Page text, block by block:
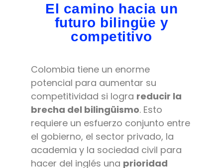
El camino hacia un
futuro bilingüe y
competitivo
Colombia tiene un enorme
potencial para aumentar su
competitividad si logra reducir la
brecha del bilingüismo. Esto
requiere un esfuerzo conjunto entre
el gobierno, el sector privado, la
academia y la sociedad civil para
hacer del inglés una prioridad